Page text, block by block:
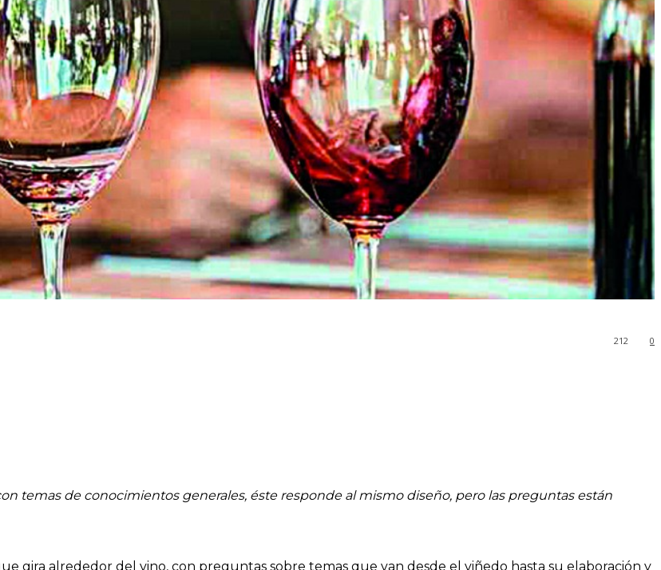
0
212
temas de conocimientos generales, éste responde al mismo diseño, pero las preguntas están
gira alrededor del vino, con preguntas sobre temas que van desde el viñedo hasta su elaboración y